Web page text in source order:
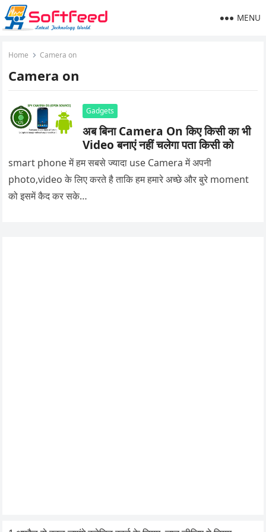
MENU
Home Camera on
Camera on
Gadgets
अब बिना Camera On किए किसी का भी
Video बनाएं नहीं चलेगा पता किसी को
smart phone में हम सबसे ज्यादा use Camera में अपनी
photo,video के लिए करते है ताकि हम हमारे अच्छे और बुरे moment
को इसमें कैद कर सके…